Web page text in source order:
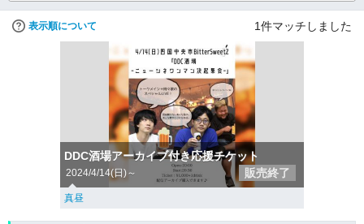
表示順について 1件マッチしました
DDC酒場アーカイブ付き応援チケット
2024/4/14(日)～ 販売終了
真昼